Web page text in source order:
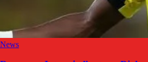
News